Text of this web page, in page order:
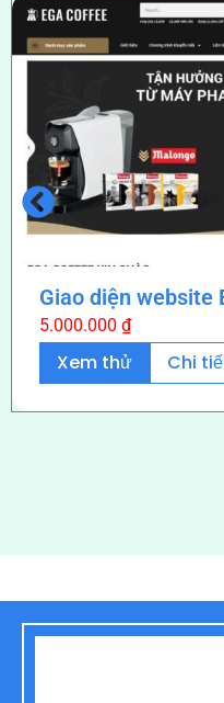
Giao diện website
5.000.000 ₫
Xem thử Chi